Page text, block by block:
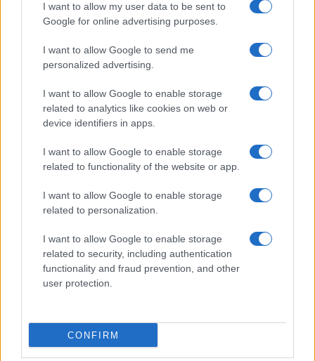
I want to allow my user data to be sent to
Google for online advertising purposes.
I want to allow Google to send me
personalized advertising.
I want to allow Google to enable storage
related to analytics like cookies on web or
device identifiers in apps.
I want to allow Google to enable storage
related to functionality of the website or app.
I want to allow Google to enable storage
related to personalization.
I want to allow Google to enable storage
related to security, including authentication
functionality and fraud prevention, and other
user protection.
CONFIRM
Continua a leggere
LAVORODONNA
Investimenti a 20, 40 e 60 anni: le strategie giuste per
ogni fase della vita
Beatrice Bonaventura · 6 Ago 2026